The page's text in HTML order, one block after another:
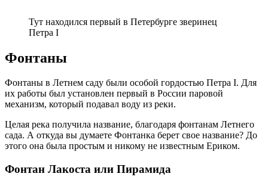
Тут находился первый в Петербурге зверинец
Петра I
Фонтаны
Фонтаны в Летнем саду были особой гордостью Петра I. Для
их работы был установлен первый в России паровой
механизм, который подавал воду из реки.
Целая река получила название, благодаря фонтанам Летнего
сада. А откуда вы думаете Фонтанка берет свое название? До
этого она была простым и никому не известным Ериком.
Фонтан Лакоста или Пирамида